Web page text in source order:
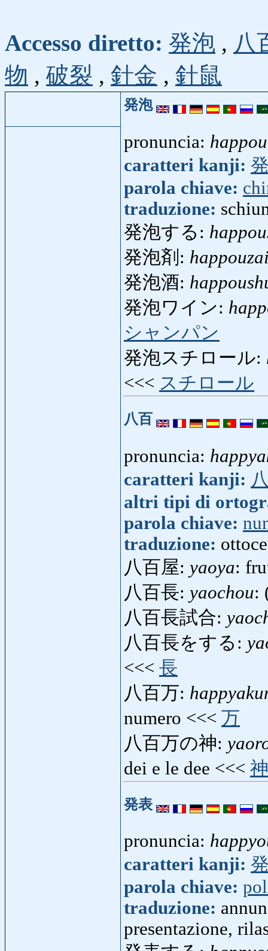
Accesso diretto: 発泡 , 八
物 , 破裂 , 針金 , 針鼠
発泡
pronuncia: happou
caratteri kanji:
parola chiave:
traduzione:
発泡する:
発泡剤:
発泡酒:
発泡ワイン:
シャンパン
発泡スチロール:
<<< スチロール
八百
pronuncia:
caratteri kanji:
altri tipi di
parola chiave:
traduzione:
八百屋: yaoya:
八百長: yaochou:
八百長試合:
八百長をする:
<<< 長
八百万:
numero <<< 万
八百万の神:
dei e le dee <<< 神
発表
pronuncia:
caratteri kanji:
parola chiave:
traduzione:
presentazione,